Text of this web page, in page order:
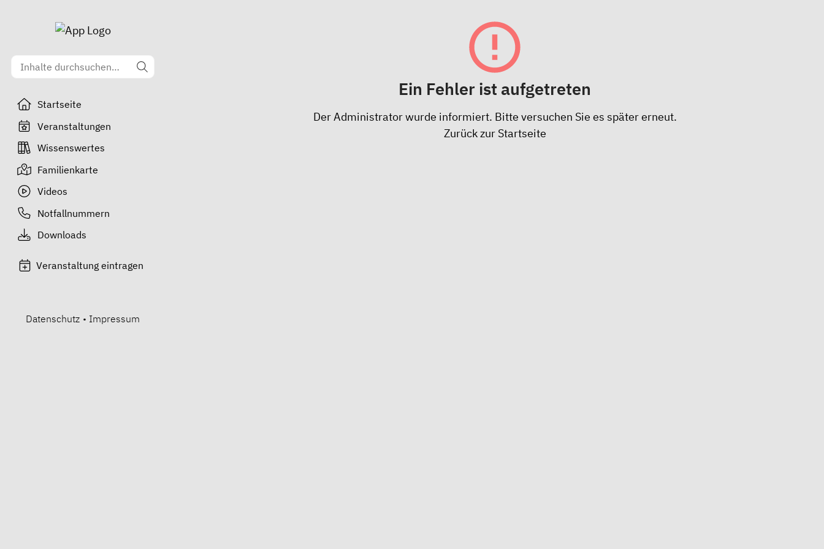
Startseite
Veranstaltungen
Wissenswertes
Familienkarte
Videos
Notfallnummern
Downloads
Veranstaltung eintragen
Datenschutz • Impressum
Ein Fehler ist aufgetreten
Der Administrator wurde informiert. Bitte versuchen Sie es später erneut.
Zurück zur Startseite